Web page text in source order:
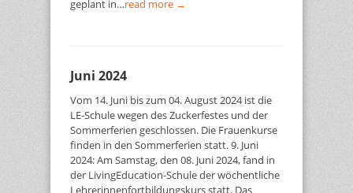
geplant in…read more →
Juni 2024
Vom 14. Juni bis zum 04. August 2024 ist die
LE-Schule wegen des Zuckerfestes und der
Sommerferien geschlossen. Die Frauenkurse
finden in den Sommerferien statt. 9. Juni
2024: Am Samstag, den 08. Juni 2024, fand in
der LivingEducation-Schule der wöchentliche
Lehrerinnenfortbildungskurs statt. Das